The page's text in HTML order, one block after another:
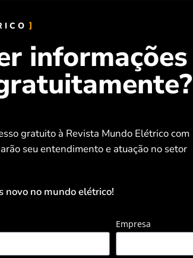
de São Paulo. E fica nas
(Aneel), o
antecedência e
A entrada em
marca de 4GW
obra local. A planta
de futebol e evitará a
informações
gratuito à Revista Mundo Elétrico com
seu entendimento e atuação no setor
novo no mundo elétrico!
Empresa